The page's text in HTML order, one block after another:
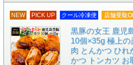
NEW PICK UP クール冷凍便 店舗受取
黒豚の女王 鹿児
10個×35g 極上
肉 とんかつ ひれ
かつ トンカツ お